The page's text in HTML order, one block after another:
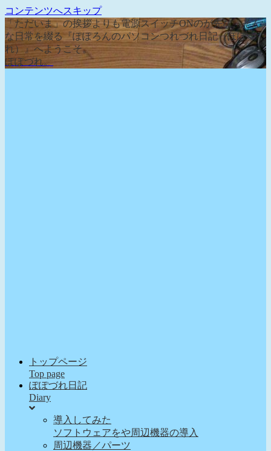
コンテンツへスキップ
「ただいま」の挨拶よりも電源スイッチONのが先な、そん
な日常を綴る『ぽぽろんのパソコンつれづれ日記（ぽぽづ
れ）』へようこそ。
ぽぽづれ。
トップページ
Top page
ぽぽづれ日記
Diary
導入してみた
ソフトウェアをや周辺機器の導入
周辺機器／パーツ